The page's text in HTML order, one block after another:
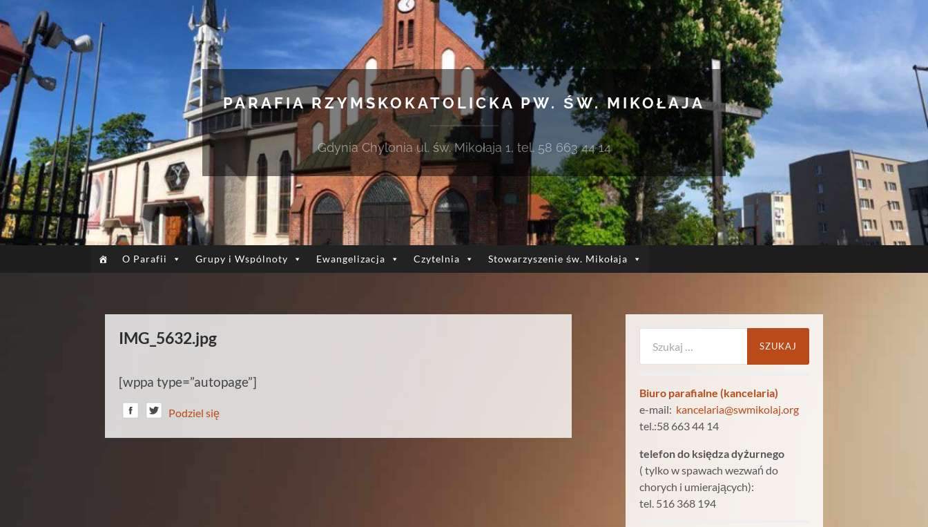
PARAFIA RZYMSKOKATOLICKA PW. ŚW. MIKOŁAJA
Gdynia Chylonia ul. św. Mikołaja 1, tel. 58 663 44 14
O Parafii Grupy i Wspólnoty Ewangelizacja Czytelnia Stowarzyszenie św. Mikołaja
IMG_5632.jpg
[wppa type=”autopage”]
Podziel się
Biuro parafialne (kancelaria)
e-mail: kancelaria@swmikolaj.org
tel.:58 663 44 14
telefon do księdza dyżurnego
( tylko w spawach wezwań do
chorych i umierających):
tel. 516 368 194